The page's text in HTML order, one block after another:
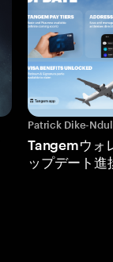
Patrick Dike-
Tangemウォ
ップデート進